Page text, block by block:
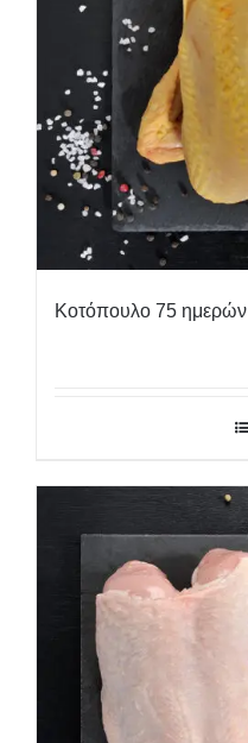
Κοτόπουλο 75 ημερών